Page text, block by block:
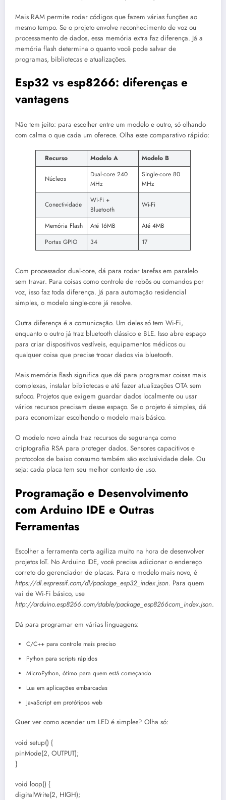
Mais RAM permite rodar códigos que fazem várias funções ao
mesmo tempo. Se o projeto envolve reconhecimento de voz ou
processamento de dados, essa memória extra faz diferença. Já a
memória flash determina o quanto você pode salvar de
programas, bibliotecas e atualizações.
Esp32 vs esp8266: diferenças e
vantagens
Não tem jeito: para escolher entre um modelo e outro, só olhando
com calma o que cada um oferece. Olha esse comparativo rápido:
Recurso Modelo A Modelo B
Núcleos
Dual-core 240
MHz
Single-core 80
MHz
Conectividade
Wi-Fi +
Bluetooth
Wi-Fi
Memória Flash Até 16MB
Até 4MB
Portas GPIO
34 17
Com processador dual-core, dá para rodar tarefas em paralelo
sem travar. Para coisas como controle de robôs ou comandos por
voz, isso faz toda diferença. Já para automação residencial
simples, o modelo single-core já resolve.
Outra diferença é a comunicação. Um deles só tem Wi-Fi,
enquanto o outro já traz bluetooth clássico e BLE. Isso abre espaço
para criar dispositivos vestíveis, equipamentos médicos ou
qualquer coisa que precise trocar dados via bluetooth.
Mais memória flash significa que dá para programar coisas mais
complexas, instalar bibliotecas e até fazer atualizações OTA sem
sufoco. Projetos que exigem guardar dados localmente ou usar
vários recursos precisam desse espaço. Se o projeto é simples, dá
para economizar escolhendo o modelo mais básico.
O modelo novo ainda traz recursos de segurança como
criptografia RSA para proteger dados. Sensores capacitivos e
protocolos de baixo consumo também são exclusividade dele. Ou
seja: cada placa tem seu melhor contexto de uso.
Programação e Desenvolvimento
com Arduino IDE e Outras
Ferramentas
Escolher a ferramenta certa agiliza muito na hora de desenvolver
projetos IoT. No Arduino IDE, você precisa adicionar o endereço
correto do gerenciador de placas. Para o modelo mais novo, é
https://dl.espressif.com/dl/package_esp32_index.json. Para quem
vai de Wi-Fi básico, use
http://arduino.esp8266.com/stable/package_esp8266com_index.json.
Dá para programar em várias linguagens:
C/C++ para controle mais preciso
Python para scripts rápidos
MicroPython, ótimo para quem está começando
Lua em aplicações embarcadas
JavaScript em protótipos web
Quer ver como acender um LED é simples? Olha só:
void setup() {
pinMode(2, OUTPUT);
}
void loop() {
digitalWrite(2, HIGH);